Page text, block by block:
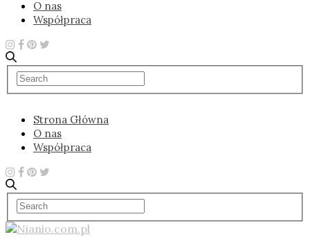
O nas
Współpraca
Strona Główna
O nas
Współpraca